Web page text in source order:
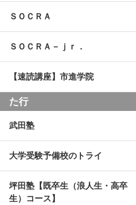
ＳＯＣＲＡ
ＳＯＣＲＡ－ｊｒ．
【速読講座】市進学院
た行
武田塾
大学受験予備校のトライ
坪田塾【既卒生（浪人生・高卒
生）コース】